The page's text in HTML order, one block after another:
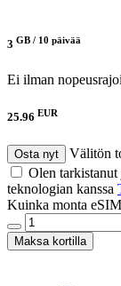
3 GB / 10 päivää
Ei ilman
25.96 EUR
Osta nyt
Välitön
Olen
teknologian kanssa
Kuinka monta
Maksa kortilla